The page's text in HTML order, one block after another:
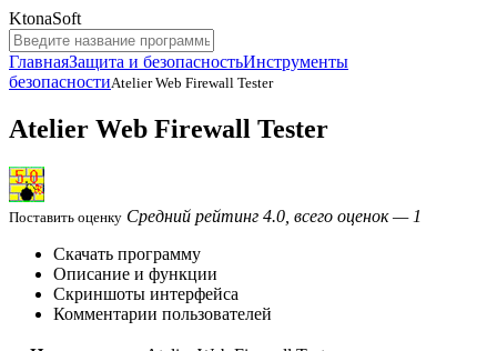
KtonaSoft
ГлавнаяЗащита и безопасностьИнструменты
безопасностиAtelier Web Firewall Tester
Atelier Web Firewall Tester
Поставить оценку Средний рейтинг 4.0, всего оценок — 1
Скачать программу
Описание и функции
Скриншоты интерфейса
Комментарии пользователей